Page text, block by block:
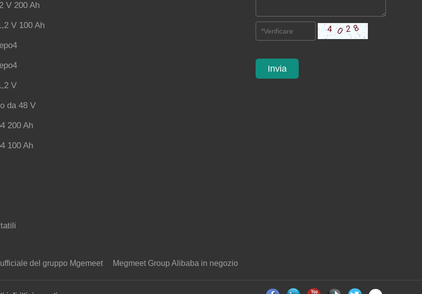
V 200 Ah
V 100 Ah
V
da 48 V
200 Ah
100 Ah
Invia
del gruppo Mgemeet Megmeet Group Alibaba in negozio